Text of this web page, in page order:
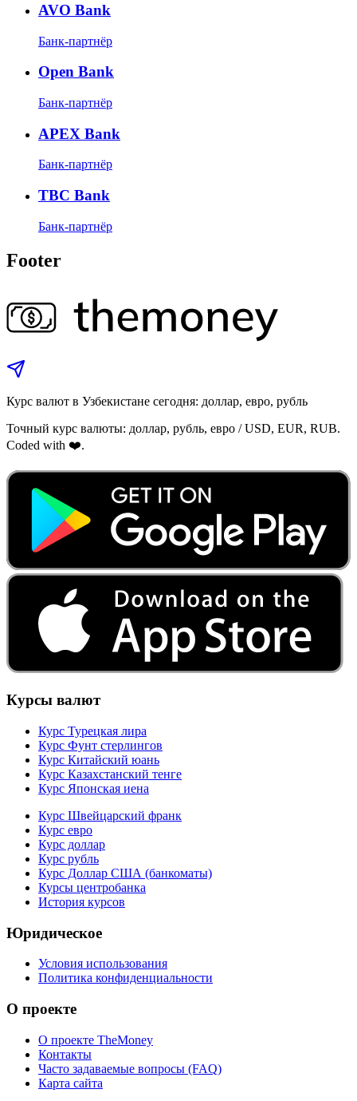
AVO Bank
Банк-партнёр
Open Bank
Банк-партнёр
APEX Bank
Банк-партнёр
TBC Bank
Банк-партнёр
Footer
Курс валют в Узбекистане сегодня: доллар, евро, рубль
Точный курс валюты: доллар, рубль, евро / USD, EUR, RUB.
Coded with ❤️.
Курсы валют
Курс Турецкая лира
Курс Фунт стерлингов
Курс Китайский юань
Курс Казахстанский тенге
Курс Японская иена
Курс Швейцарский франк
Курс евро
Курс доллар
Курс рубль
Курс Доллар США (банкоматы)
Курсы центробанка
История курсов
Юридическое
Условия использования
Политика конфиденциальности
О проекте
О проекте TheMoney
Контакты
Часто задаваемые вопросы (FAQ)
Карта сайта